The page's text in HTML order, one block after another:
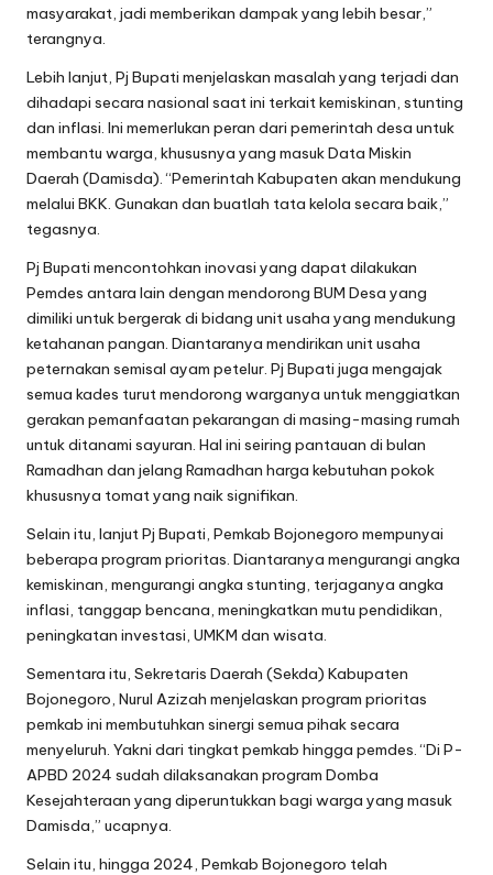
masyarakat, jadi memberikan dampak yang lebih besar,”
terangnya.
Lebih lanjut, Pj Bupati menjelaskan masalah yang terjadi dan
dihadapi secara nasional saat ini terkait kemiskinan, stunting
dan inflasi. Ini memerlukan peran dari pemerintah desa untuk
membantu warga, khususnya yang masuk Data Miskin
Daerah (Damisda). “Pemerintah Kabupaten akan mendukung
melalui BKK. Gunakan dan buatlah tata kelola secara baik,”
tegasnya.
Pj Bupati mencontohkan inovasi yang dapat dilakukan
Pemdes antara lain dengan mendorong BUM Desa yang
dimiliki untuk bergerak di bidang unit usaha yang mendukung
ketahanan pangan. Diantaranya mendirikan unit usaha
peternakan semisal ayam petelur. Pj Bupati juga mengajak
semua kades turut mendorong warganya untuk menggiatkan
gerakan pemanfaatan pekarangan di masing-masing rumah
untuk ditanami sayuran. Hal ini seiring pantauan di bulan
Ramadhan dan jelang Ramadhan harga kebutuhan pokok
khususnya tomat yang naik signifikan.
Selain itu, lanjut Pj Bupati, Pemkab Bojonegoro mempunyai
beberapa program prioritas. Diantaranya mengurangi angka
kemiskinan, mengurangi angka stunting, terjaganya angka
inflasi, tanggap bencana, meningkatkan mutu pendidikan,
peningkatan investasi, UMKM dan wisata.
Sementara itu, Sekretaris Daerah (Sekda) Kabupaten
Bojonegoro, Nurul Azizah menjelaskan program prioritas
pemkab ini membutuhkan sinergi semua pihak secara
menyeluruh. Yakni dari tingkat pemkab hingga pemdes. “Di P-
APBD 2024 sudah dilaksanakan program Domba
Kesejahteraan yang diperuntukkan bagi warga yang masuk
Damisda,” ucapnya.
Selain itu, hingga 2024, Pemkab Bojonegoro telah